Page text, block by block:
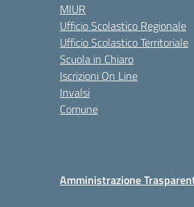
MIUR
Ufficio Scolastico Regionale
Ufficio Scolastico Territoriale
Scuola in Chiaro
Iscrizioni On Line
Invalsi
Comune
Amministrazione